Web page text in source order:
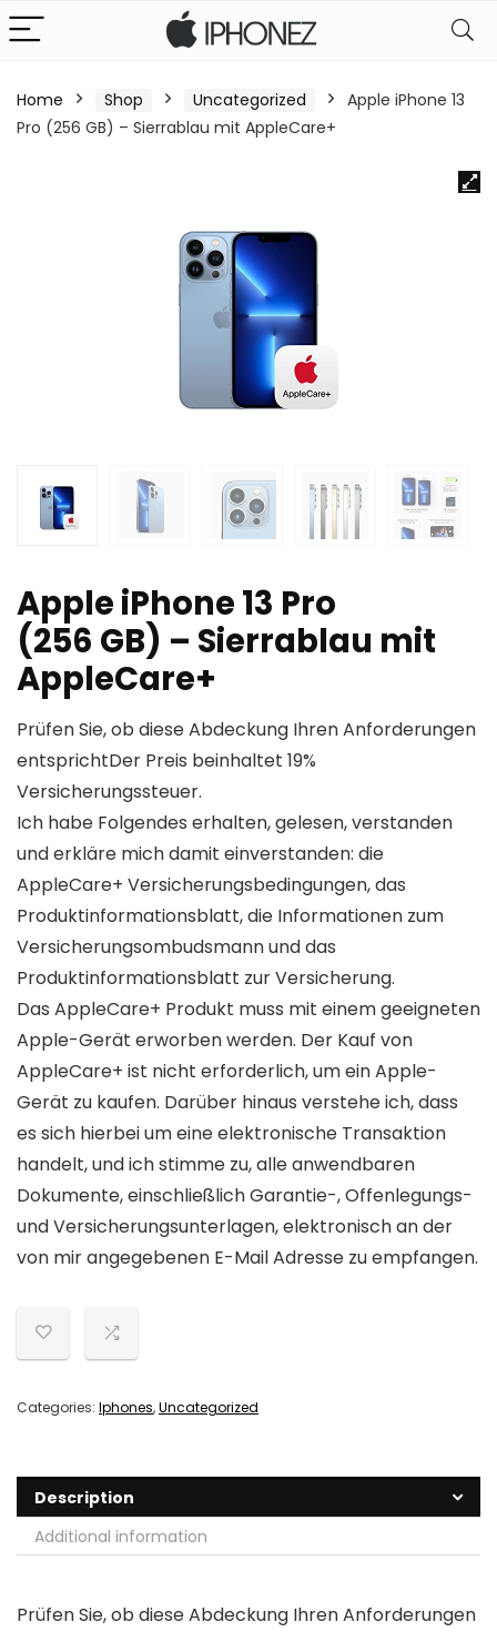
Home Shop Uncategorized
Apple iPhone 13
Pro (256 GB) – Sierrablau mit AppleCare+
Apple iPhone 13 Pro
(256 GB) – Sierrablau mit
AppleCare+
Prüfen Sie, ob diese Abdeckung Ihren Anforderungen
entsprichtDer Preis beinhaltet 19%
Versicherungssteuer.
Ich habe Folgendes erhalten, gelesen, verstanden
und erkläre mich damit einverstanden: die
AppleCare+ Versicherungsbedingungen, das
Produktinformationsblatt, die Informationen zum
Versicherungsombudsmann und das
Produktinformationsblatt zur Versicherung.
Das AppleCare+ Produkt muss mit einem geeigneten
Apple-Gerät erworben werden. Der Kauf von
AppleCare+ ist nicht erforderlich, um ein Apple-
Gerät zu kaufen. Darüber hinaus verstehe ich, dass
es sich hierbei um eine elektronische Transaktion
handelt, und ich stimme zu, alle anwendbaren
Dokumente, einschließlich Garantie-, Offenlegungs-
und Versicherungsunterlagen, elektronisch an der
von mir angegebenen E-Mail Adresse zu empfangen.
Categories: Iphones,Uncategorized
Description
Additional information
Prüfen Sie, ob diese Abdeckung Ihren Anforderungen